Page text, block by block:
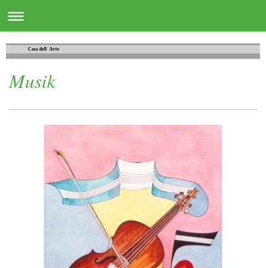
Casa dell´ Arte
Musik